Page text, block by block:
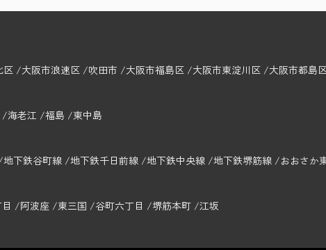
区 大阪市浪速区 吹田市 大阪市福島区 大阪市東淀川区 大阪市都島
海老江 福島 東中島
地下鉄谷町線 地下鉄千日前線 地下鉄中央線 地下鉄堺筋線 おおさか
阿波座 東三国 谷町六丁目 堺筋本町 江坂